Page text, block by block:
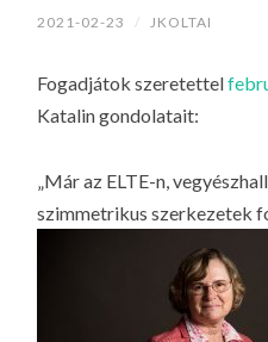
2021-02-23 / JKOLTAI
Fogadjátok szeretettel
Katalin gondolatait:
„Már az ELTE-n,
szimmetrikus szerkezetek